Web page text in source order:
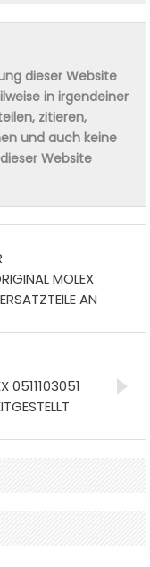
dieser Website
in irgendeiner
zitieren,
und auch keine
Website
MOLEX
AN
0511103051